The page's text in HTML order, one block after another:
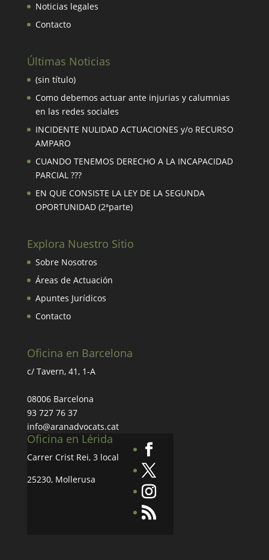
Noticias legales
Contacto
Últimas Noticias
(sin título)
Como debemos actuar ante injurias y calumnias
en las redes sociales
INCIDENTE NULIDAD ACTUACIONES y/o RECURSO
AMPARO
CUANDO TENEMOS DERECHO A LA INCAPACIDAD
PARCIAL ???
EN QUE CONSISTE LA LEY DE LA SEGUNDA
OPORTUNIDAD (2ªparte)
Explora Nuestro Sitio
Sobre Nosotros
Áreas de Actuación
Apuntes Jurídicos
Contacto
Oficina en Barcelona
c/ Tavern, 41, 1-A
08006 Barcelona
93 727 76 37
info@aranadvocats.cat
Oficina en Lérida
Carrer Crist Rei, 3 local
25230, Mollerusa